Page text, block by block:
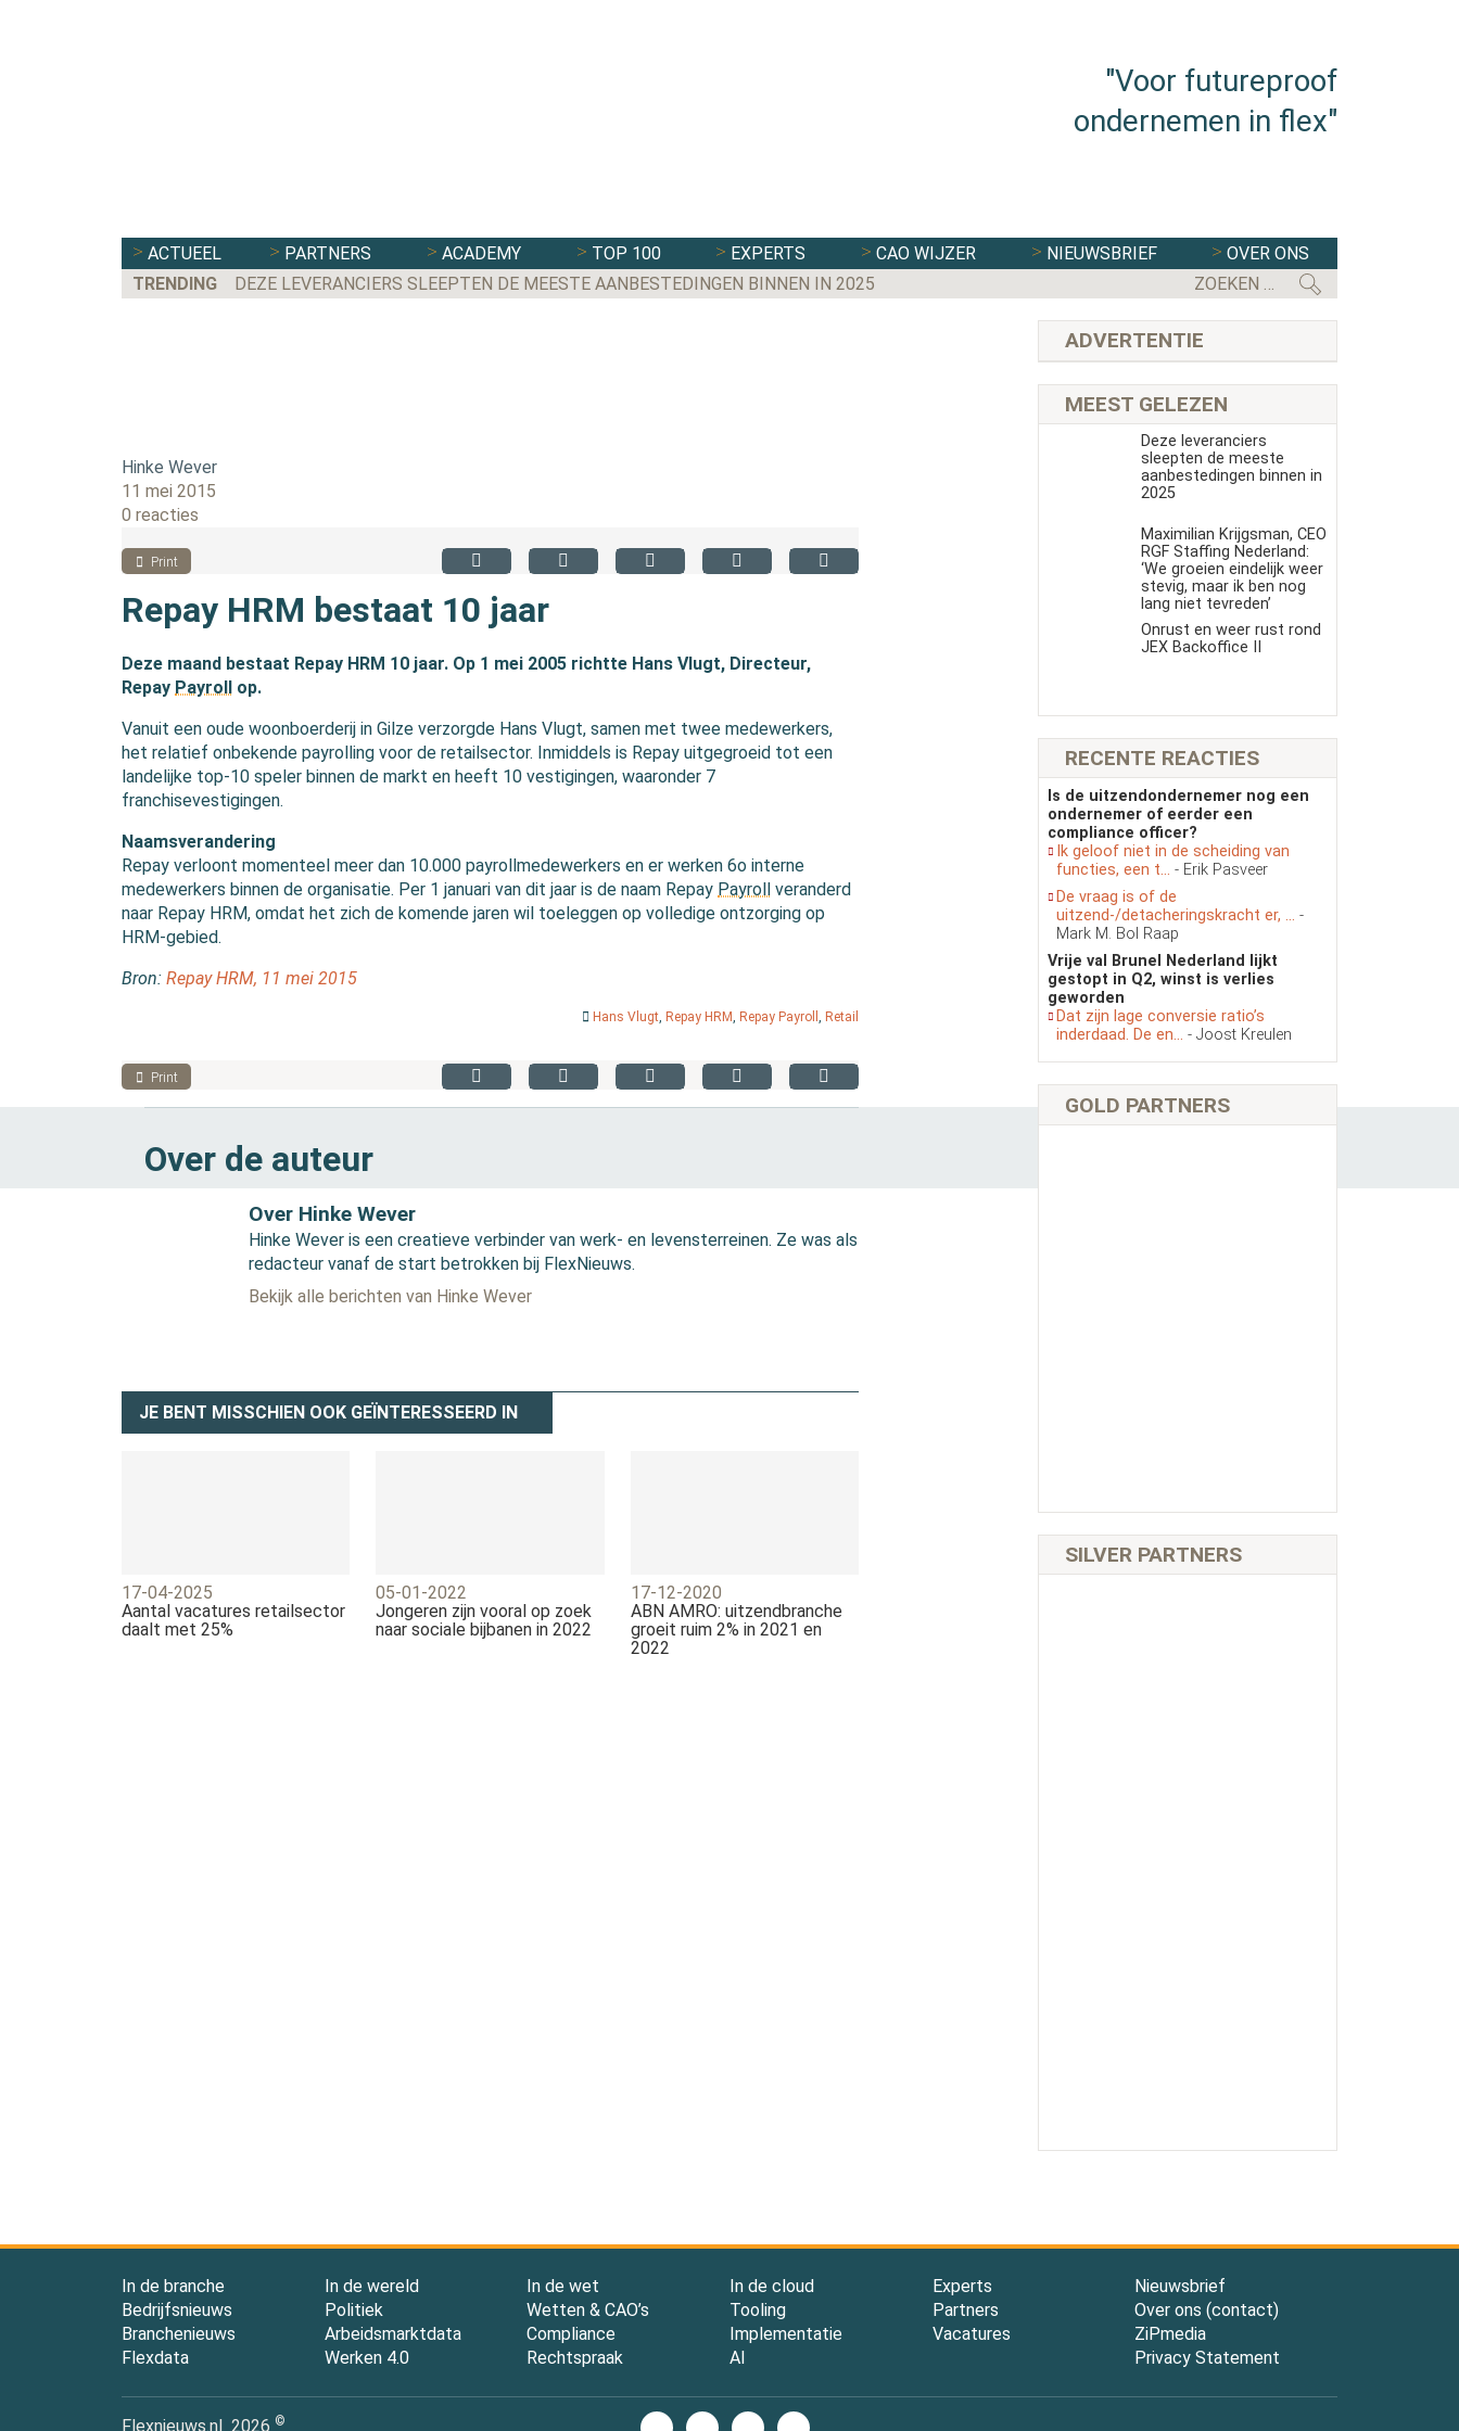
"Voor futureproof
ondernemen in flex"
ACTUEEL PARTNERS ACADEMY TOP 100 EXPERTS CAO WIJZER NIEUWSBRIEF
OVER ONS
TRENDING
DEZE LEVERANCIERS SLEEPTEN DE MEESTE AANBESTEDINGEN BINNEN IN 2025
Hinke Wever
11 mei 2015
0 reacties
Print
Repay HRM bestaat 10 jaar
Deze maand bestaat Repay HRM 10 jaar. Op 1 mei 2005 richtte Hans Vlugt, Directeur,
Repay Payroll
op.
Vanuit een oude woonboerderij in Gilze verzorgde Hans Vlugt, samen met twee medewerkers,
het relatief onbekende payrolling voor de retailsector. Inmiddels is Repay uitgegroeid tot een
landelijke top-10 speler binnen de markt en heeft 10 vestigingen, waaronder 7
franchisevestigingen.
Naamsverandering
Repay verloont momenteel meer dan 10.000 payrollmedewerkers en er werken 6o interne
medewerkers binnen de organisatie. Per 1 januari van dit jaar is de naam Repay Payroll
veranderd
naar Repay HRM, omdat het zich de komende jaren wil toeleggen op volledige ontzorging op
HRM-gebied.
Bron: Repay HRM, 11 mei 2015
Hans Vlugt, Repay HRM, Repay Payroll, Retail
Print
Over de auteur
Over Hinke Wever
Hinke Wever is een creatieve verbinder van werk- en levensterreinen. Ze was als
redacteur vanaf de start betrokken bij FlexNieuws.
Bekijk alle berichten van Hinke Wever
JE BENT MISSCHIEN OOK GEÏNTERESSEERD IN
17-04-2025
Aantal vacatures retailsector
daalt met 25%
05-01-2022
Jongeren zijn vooral op zoek
naar sociale bijbanen in 2022
17-12-2020
ABN AMRO: uitzendbranche
groeit ruim 2% in 2021 en
2022
ADVERTENTIE
MEEST GELEZEN
Deze leveranciers
sleepten de meeste
aanbestedingen binnen in
2025
Maximilian Krijgsman, CEO
RGF Staffing Nederland:
‘We groeien eindelijk weer
stevig, maar ik ben nog
lang niet tevreden’
Onrust en weer rust rond
JEX Backoffice II
RECENTE REACTIES
Is de uitzendondernemer nog een
ondernemer of eerder een
compliance officer?
Ik geloof niet in de scheiding van
functies, een t... - Erik Pasveer
De vraag is of de
uitzend-/detacheringskracht er, ... -
Mark M. Bol Raap
Vrije val Brunel Nederland lijkt
gestopt in Q2, winst is verlies
geworden
Dat zijn lage conversie ratio’s
inderdaad. De en... - Joost Kreulen
GOLD PARTNERS
SILVER PARTNERS
In de branche
Bedrijfsnieuws
Branchenieuws
Flexdata
In de wereld
Politiek
Arbeidsmarktdata
Werken 4.0
In de wet
Wetten & CAO’s
Compliance
Rechtspraak
In de cloud
Tooling
Implementatie
AI
Experts
Partners
Vacatures
Nieuwsbrief
Over ons (contact)
ZiPmedia
Privacy Statement
Flexnieuws.nl 2026 ©